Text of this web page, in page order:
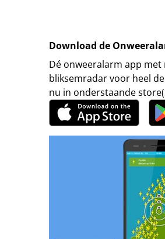
Download de
Dé onweeralarm app met
bliksemradar voor heel
nu in onderstaande